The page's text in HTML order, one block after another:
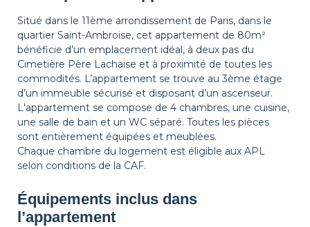
Table de chevet Lampe de chevet
Situé dans le 11ème arrondissement de Paris, dans le
quartier Saint-Ambroise, cet appartement de 80m²
bénéficie d’un emplacement idéal, à deux pas du
Cimetière Père Lachaise et à proximité de toutes les
commodités. L’appartement se trouve au 3ème étage
d’un immeuble sécurisé et disposant d’un ascenseur.
L'appartement se compose de 4 chambres, une cuisine,
une salle de bain et un WC séparé. Toutes les pièces
sont entièrement équipées et meublées.
Chaque chambre du logement est éligible aux APL
selon conditions de la CAF.
Équipements inclus dans
l’appartement